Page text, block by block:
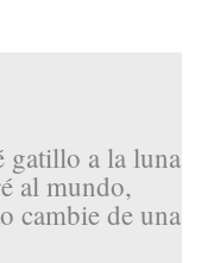
gatillo a la luna
al mundo,
cambie de una